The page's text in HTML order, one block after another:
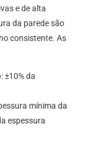
e de alta
da parede são
consistente. As
: ±10% da
mínima da
espessura